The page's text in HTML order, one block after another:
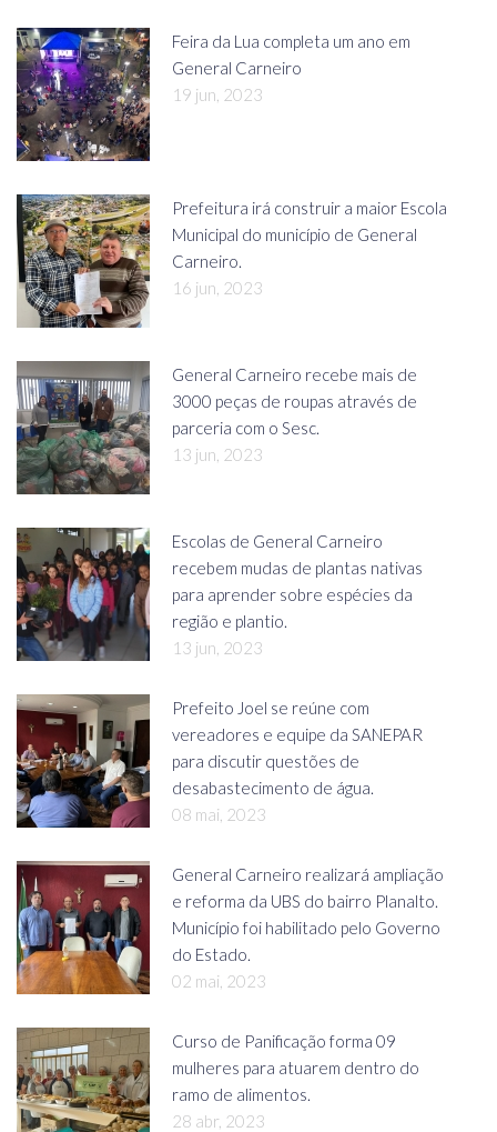
Feira da Lua completa um ano em
General Carneiro
19 jun, 2023
Prefeitura irá construir a maior Escola
Municipal do município de General
Carneiro.
16 jun, 2023
General Carneiro recebe mais de
3000 peças de roupas através de
parceria com o Sesc.
13 jun, 2023
Escolas de General Carneiro
recebem mudas de plantas nativas
para aprender sobre espécies da
região e plantio.
13 jun, 2023
Prefeito Joel se reúne com
vereadores e equipe da SANEPAR
para discutir questões de
desabastecimento de água.
08 mai, 2023
General Carneiro realizará ampliação
e reforma da UBS do bairro Planalto.
Município foi habilitado pelo Governo
do Estado.
02 mai, 2023
Curso de Panificação forma 09
mulheres para atuarem dentro do
ramo de alimentos.
28 abr, 2023